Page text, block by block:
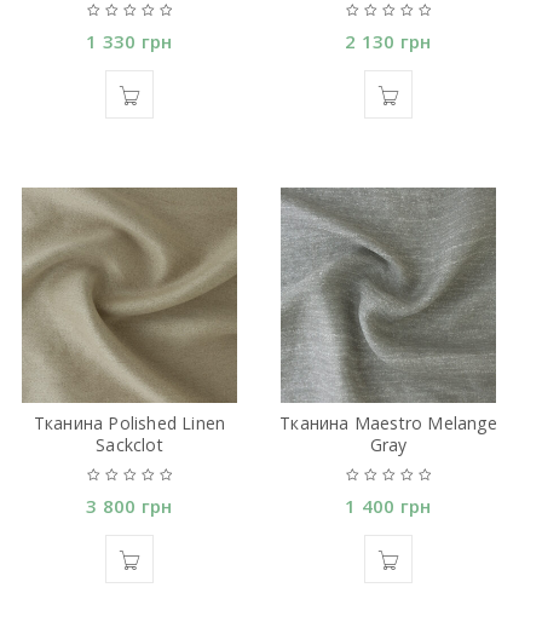
1 330 грн 2 130 грн
Тканина Polished Linen
Sackclot
3 800 грн
Тканина Maestro Melange
Gray
1 400 грн